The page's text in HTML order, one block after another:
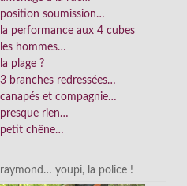
position soumission…
la performance aux 4 cubes
les hommes…
la plage ?
3 branches redressées…
canapés et compagnie…
presque rien…
petit chêne…
raymond… youpi, la police !